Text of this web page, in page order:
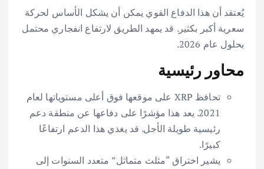
يُعتقد أن هذا الدفاع القوي يمكن أن يشكل الأساس لحركة
سعرية أكبر بكثير. قد يمهد الطريق لارتفاع انفجاري محتمل
بحلول عام 2026.
محاور رئيسية
تحافظ XRP على موقعها فوق أعلى مستوياتها لعام
2021. يعد هذا مؤشرًا على دفاعها عن منطقة دعم
رئيسية طويلة الأجل. قد يغذي هذا الدعم ارتفاعًا
كبيرًا.
يشير اختراق “مثلث متماثل” متعدد السنوات إلى